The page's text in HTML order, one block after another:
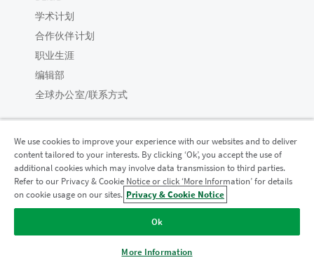
学术计划
合作伙伴计划
职业生涯
编辑部
全球办公室/联系方式
Qlik 社区
法律协议 产品条款 Legal Policies
法律条规
Do Not Share My Info
We use cookies to improve your experience with our websites and to deliver
content tailored to your interests. By clicking ‘Ok’, you accept the use of
additional cookies which may involve data transmission to third parties.
Refer to our Privacy & Cookie Notice or click ‘More Information’ for details
on cookie usage on our sites. Privacy & Cookie Notice
Ok
More Information